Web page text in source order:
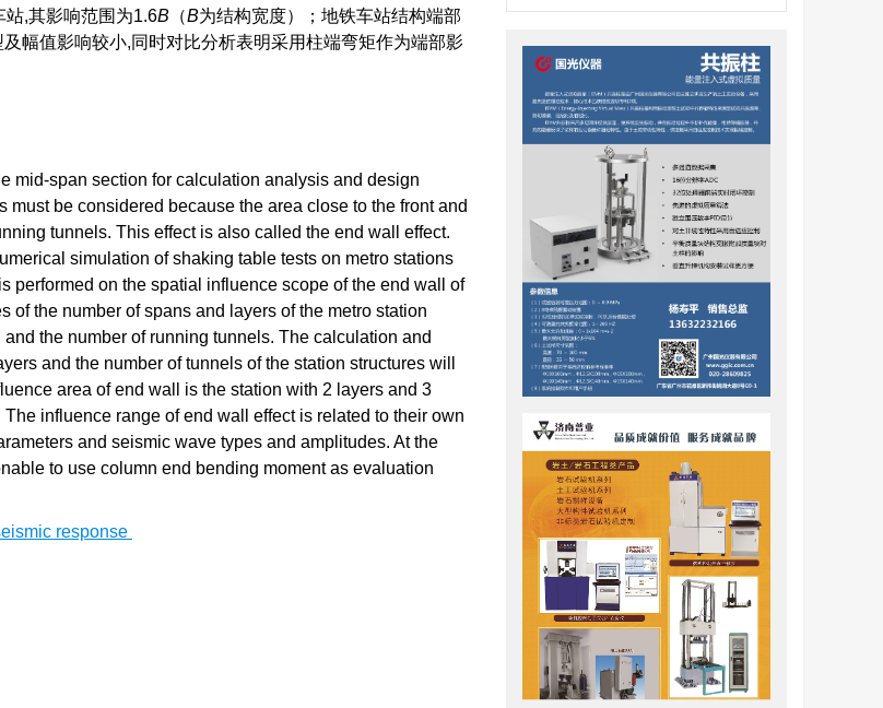
,其影响范围为1.6B （B为结构宽度）；地铁车站结构端部
幅值影响较小,同时对比分析表明采用柱端弯矩作为端部影
mid-span section for calculation analysis and design
be considered because the area close to the front and
tunnels. This effect is also called the end wall effect.
simulation of shaking table tests on metro stations
performed on the spatial influence scope of the end wall of
the number of spans and layers of the metro station
the number of running tunnels. The calculation and
and the number of tunnels of the station structures will
area of end wall is the station with 2 layers and 3
The influence range of end wall effect is related to their own
and seismic wave types and amplitudes. At the
to use column end bending moment as evaluation
response